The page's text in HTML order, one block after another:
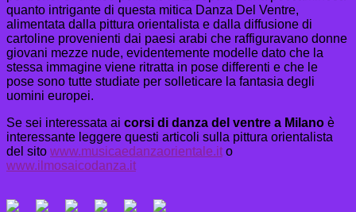
quanto intrigante di questa mitica Danza Del Ventre,
alimentata dalla pittura orientalista e dalla diffusione di
cartoline provenienti dai paesi arabi che raffiguravano donne
giovani mezze nude, evidentemente modelle dato che la
stessa immagine viene ritratta in pose differenti e che le
pose sono tutte studiate per solleticare la fantasia degli
uomini europei.
Se sei interessata ai corsi di danza del ventre a Milano è
interessante leggere questi articoli sulla pittura orientalista
del sito www.musicaedanzaorientale.ito
www.ilmosaicodanza.it